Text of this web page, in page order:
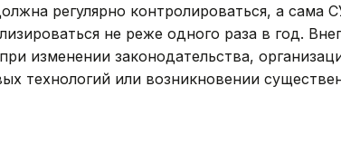
регулярно контролироваться, а сама
не реже одного раза в год.
изменении законодательства,
технологий или возникновении